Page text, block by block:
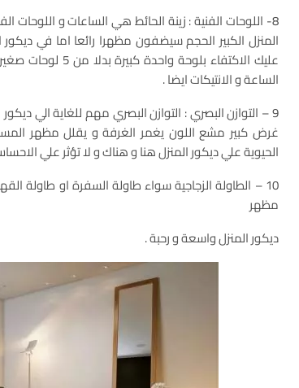
8- اللوحات الفنية : زينة الحائط هي الساعات و اللوحات
المنزل الكبير الحجم سيضفون مظهرا رائعا اما في ديكور
عليك الاكتفاء
الساعة و الانتيكات ايضا .
9 – التوازن البصري : التوازن البصري مهم للغاية الي
غرض كبير مشع اللون يغمر الغرفة و يقلل مظهر
الحيوية علي ديكور المنزل هنا و هناك و لا تؤثر علي
10 – الطاولة الزجاجية سواء طاولة السفرة او
مظهر
ديكور المنزل واسعة و رحبة .